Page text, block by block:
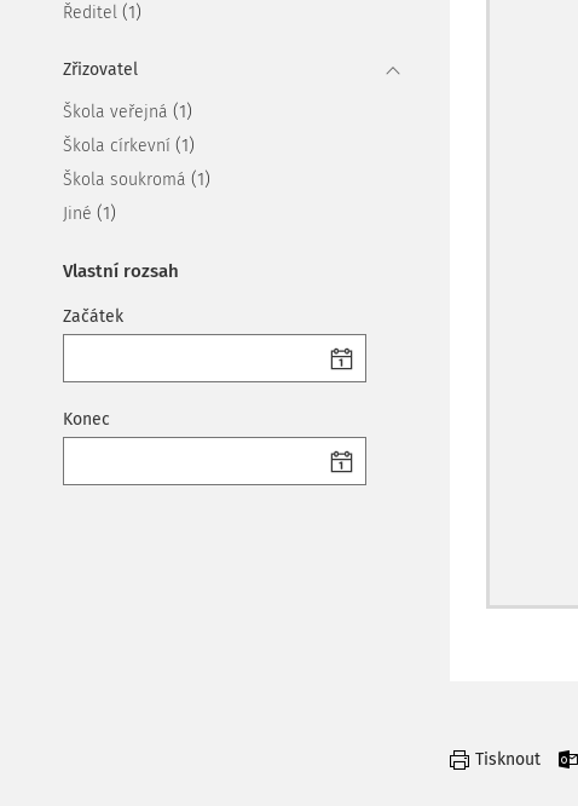
Ředitel (1)
Zřizovatel
Škola veřejná (1)
Škola církevní (1)
Škola soukromá (1)
Jiné (1)
Vlastní rozsah
Začátek
Konec
Tisknout